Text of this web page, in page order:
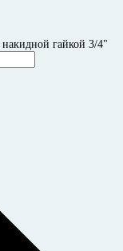
гайкой 3/4"